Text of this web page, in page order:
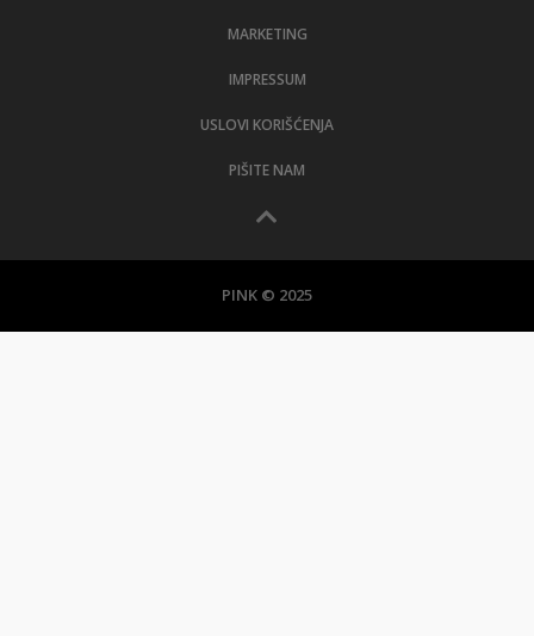
MARKETING
IMPRESSUM
USLOVI KORIŠĆENJA
PIŠITE NAM
PINK © 2025